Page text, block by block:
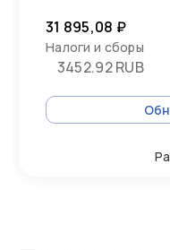
31 895,08 ₽
Налоги и сборы
3452.92 RUB